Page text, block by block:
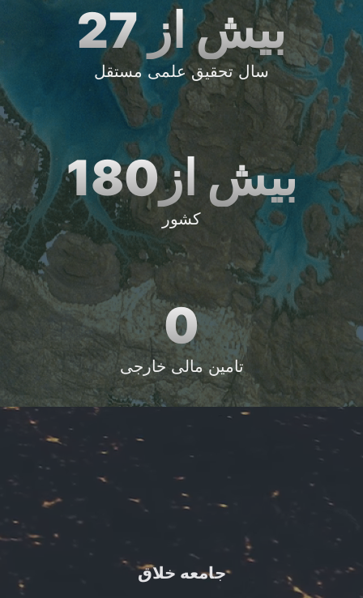
بیش از 27
سال تحقیق علمی مستقل
بیش از180
کشور
0
تامین مالی خارجی
جامعه خلاق